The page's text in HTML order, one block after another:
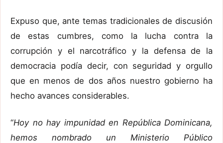
Expuso que, ante temas tradicionales de discusión
de estas cumbres, como la lucha contra la
corrupción y el narcotráfico y la defensa de la
democracia podía decir, con seguridad y orgullo
que en menos de dos años nuestro gobierno ha
hecho avances considerables.
“Hoy no hay impunidad en República Dominicana,
hemos nombrado un Ministerio Público